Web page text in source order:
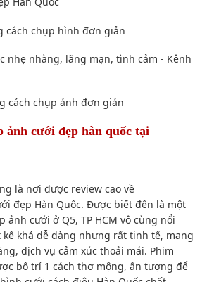
cách chụp hình đơn giản
cách chụp ảnh đơn giản
ảnh cưới đẹp hàn quốc tại
là nơi được review cao về
đẹp Hàn Quốc. Được biết đến là một
ảnh cưới ở Q5, TP HCM vô cùng nổi
khá dễ dàng nhưng rất tinh tế, mang
dịch vụ cảm xúc thoải mái. Phim
bố trí 1 cách thơ mộng, ấn tượng để